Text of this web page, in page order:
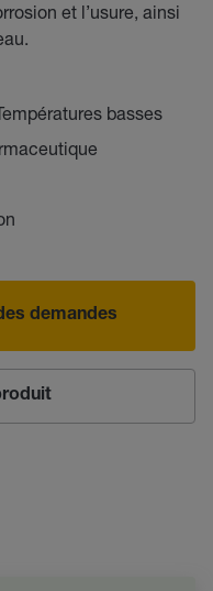
et l’usure, ainsi
basses
demandes